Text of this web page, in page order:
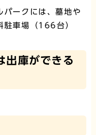
ークには、墓地や
駐車場（166台）
出庫ができる